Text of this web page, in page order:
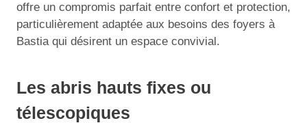
offre un compromis parfait entre confort et protection,
particulièrement adaptée aux besoins des foyers à
Bastia qui désirent un espace convivial.
Les abris hauts fixes ou
télescopiques